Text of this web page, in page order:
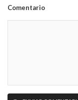
Comentario